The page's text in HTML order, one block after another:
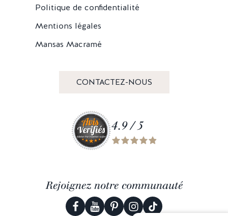
Politique de confidentialité
Mentions légales
Mansas Macramé
CONTACTEZ-NOUS
4.9 / 5
Rejoignez notre communauté